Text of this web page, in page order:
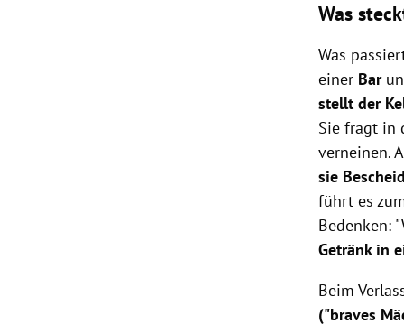
Was
Was
einer Bar
stellt der
Sie fragt in
verneinen.
sie
führt es
Bedenken:
Getränk in
Beim
("braves